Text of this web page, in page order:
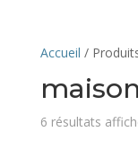
Accueil /
6 résultats